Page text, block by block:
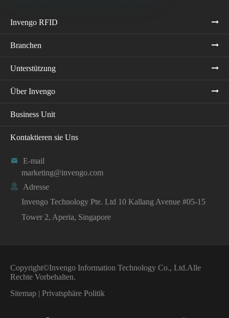
Invengo RFID
Branchen
Unterstützung
Über Invengo
Business Unit
Kontaktieren sie Uns

E-mail
marketing@invengo.com

Adresse
Invengo Technology Pte. Ltd 10 Kallang Avenue #05-15
Tower 2, Aperia, Singapore
Copyright©Invengo Information Technology Co., Ltd.Alle
Rechte Vorbehalten.
Sitemap | Privatsphäre Politik